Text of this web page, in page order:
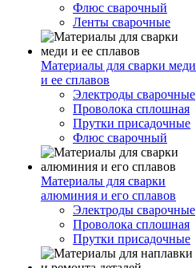
Флюс сварочный
Ленты сварочные
Материалы для сварки меди
и ее сплавов
Электроды сварочные
Проволока сплошная
Прутки присадочные
Флюс сварочный
Материалы для сварки
алюминия и его сплавов
Электроды сварочные
Проволока сплошная
Прутки присадочные